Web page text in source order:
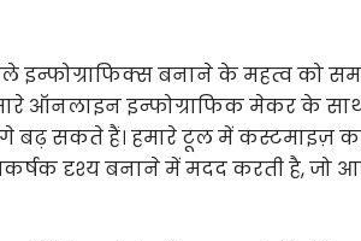
इन्फोग्राफिक्स बनाने के महत्व को
ऑनलाइन इन्फोग्राफिक मेकर के
सकते हैं। हमारे टूल में कस्टमाइज़
दृश्य बनाने में मदद करती है, जो